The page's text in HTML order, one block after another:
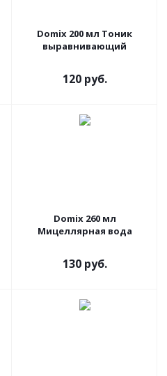
Domix 200 мл Тоник
выравнивающий
120 руб.
Domix 260 мл
Мицеллярная вода
130 руб.